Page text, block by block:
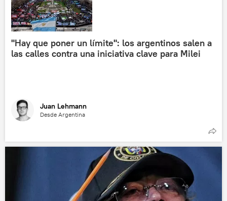
"Hay que poner un límite": los argentinos salen a
las calles contra una iniciativa clave para Milei
Juan Lehmann
Desde Argentina